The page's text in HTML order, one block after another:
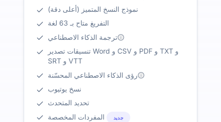
نموذج النسخ المتميز (أعلى دقة)
التفريغ متاح بـ 63 لغة
ترجمة الذكاء الاصطناعي
تنسيقات تصدير Word و CSV و PDF و TXT و
SRT و VTT
رؤى الذكاء الاصطناعي المحسّنة
نسخ يوتيوب
تحديد المتحدث
المفردات المخصصة
جديد